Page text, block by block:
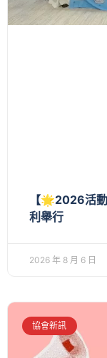
【🌟2026活
利舉行
2026 年 8 月 6 日
協會新訊